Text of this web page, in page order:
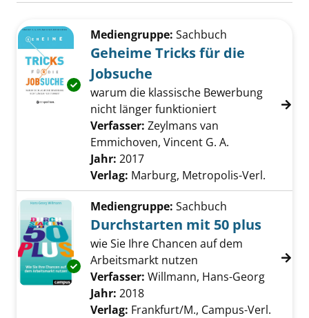
Zu den Suchfiltern springen
Exemplar-Details von Geheime Tricks für die
Mediengruppe: Sachbuch
Geheime Tricks für die
Jobsuche
warum die klassische Bewerbung
nicht länger funktioniert
Verfasser: Zeylmans van
Emmichoven, Vincent G. A.
Jahr: 2017
Verlag: Marburg, Metropolis-Verl.
Exemplar-Details von Durchstarten mit 50
Mediengruppe: Sachbuch
Durchstarten mit 50 plus
wie Sie Ihre Chancen auf dem
Arbeitsmarkt nutzen
Verfasser: Willmann, Hans-Georg
Jahr: 2018
Verlag: Frankfurt/M., Campus-Verl.